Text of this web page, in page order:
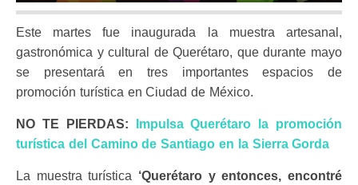
Este martes fue inaugurada la muestra artesanal,
gastronómica y cultural de Querétaro, que durante mayo
se presentará en tres importantes espacios de
promoción turística en Ciudad de México.
NO TE PIERDAS:
Impulsa Querétaro la promoción
turística del Camino de Santiago en la Sierra Gorda
La muestra turística ‘Querétaro y entonces, encontré